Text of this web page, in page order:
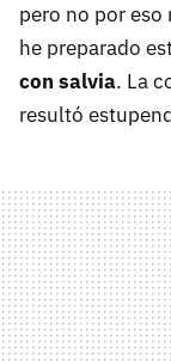
pero no por eso
he preparado
con salvia. La
resultó